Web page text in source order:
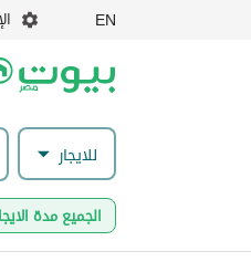
EN
للايجار
الجميع مدة